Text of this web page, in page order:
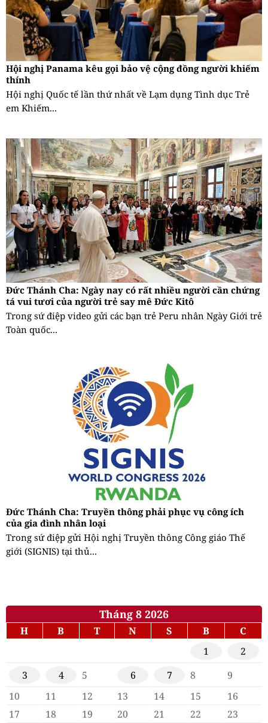
Hội nghị Panama kêu gọi bảo vệ cộng đồng người khiếm
thính
Hội nghị Quốc tế lần thứ nhất về Lạm dụng Tình dục Trẻ
em Khiếm...
Đức Thánh Cha: Ngày nay có rất nhiều người cần chứng
tá vui tươi của người trẻ say mê Đức Kitô
Trong sứ điệp video gửi các bạn trẻ Peru nhân Ngày Giới trẻ
Toàn quốc...
Đức Thánh Cha: Truyền thông phải phục vụ công ích
của gia đình nhân loại
Trong sứ điệp gửi Hội nghị Truyền thông Công giáo Thế
giới (SIGNIS) tại thủ...
Tháng 8 2026
H B T N S B
C
1
2
3
4 5 6 7 8
9
10
11 12 13 14 15
16
17
18 19 20 21 22
23